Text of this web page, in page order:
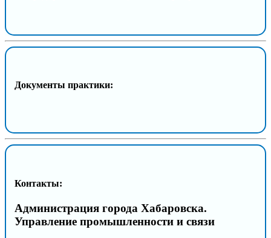
Документы практики:
Контакты:
Администрация города Хабаровска.
Управление промышленности и связи